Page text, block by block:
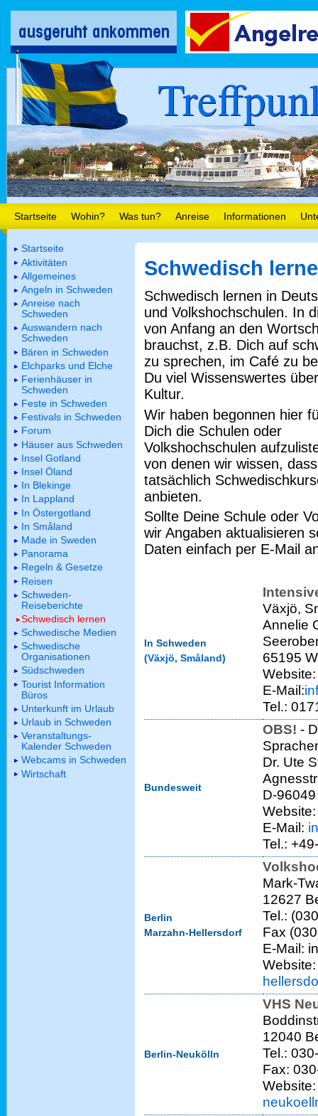
Startseite Wohin? Was tun? Anreise Informationen
Schwedisch
Schwedisch lernen in
und Volkshochschulen. In
von Anfang an den
brauchst, z.B. Dich auf
zu sprechen, im Café zu
Du viel Wissenswertes
Kultur.
Wir haben begonnen hier
Dich die Schulen oder
Volkshochschulen
von denen wir wissen,
tatsächlich
anbieten.
Sollte Deine Schule oder
wir Angaben aktualisieren
Daten einfach per E-Mail
In Schweden
(Växjö, Småland)
Växjö,
Annelie
65195
E-Mail:
Tel.:
Bundesweit
OBS! -
Dr. Ute
D-
E-Mail:
Tel.:
Berlin
Marzahn-Hellersdorf
Mark-
12627
Tel.:
Fax
E-Mail:
Berlin-Neukölln
VHS
12040
Tel.:
Fax:
Startseite
Aktivitäten
Allgemeines
Angeln in Schweden
Anreise nach
Schweden
Auswandern nach
Schweden
Bären in Schweden
Elchparks und Elche
Ferienhäuser in
Schweden
Feste in Schweden
Festivals in Schweden
Forum
Häuser aus Schweden
Insel Gotland
Insel Öland
In Blekinge
In Lappland
In Östergotland
In Småland
Made in Sweden
Panorama
Regeln & Gesetze
Reisen
Schweden-
Reiseberichte
Schwedisch lernen
Schwedische Medien
Schwedische
Organisationen
Südschweden
Tourist Information
Büros
Unterkunft im Urlaub
Urlaub in Schweden
Veranstaltungs-
Kalender Schweden
Webcams in Schweden
Wirtschaft